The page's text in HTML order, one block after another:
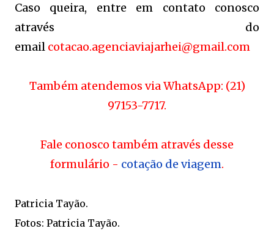
Caso queira, entre em contato conosco
através do
email cotacao.agenciaviajarhei@gmail.com
Também atendemos via WhatsApp: (21)
97153-7717.
Fale conosco também através desse
formulário - cotação de viagem.
Patricia Tayão.
Fotos: Patricia Tayão.